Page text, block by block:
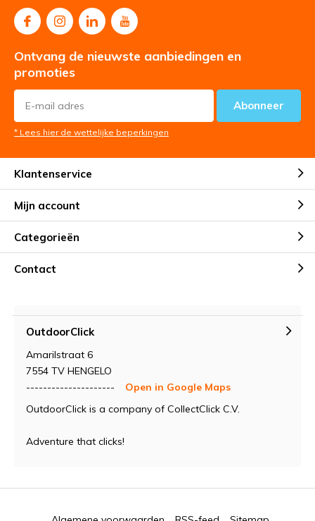
Ontvang de nieuwste aanbiedingen en
promoties
Abonneer
* Lees hier de wettelijke beperkingen
Klantenservice
Mijn account
Categorieën
Contact
OutdoorClick
Amarilstraat 6
7554 TV HENGELO
---------------------
Open in Google Maps
OutdoorClick is a company of CollectClick C.V.
Adventure that clicks!